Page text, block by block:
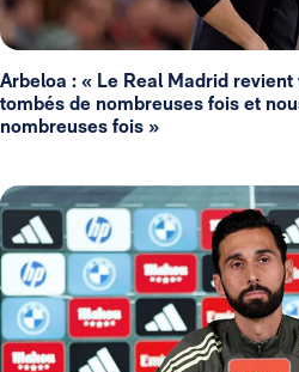
Arbeloa : « Le Real Madrid
tombés de nombreuses fois et
nombreuses fois »